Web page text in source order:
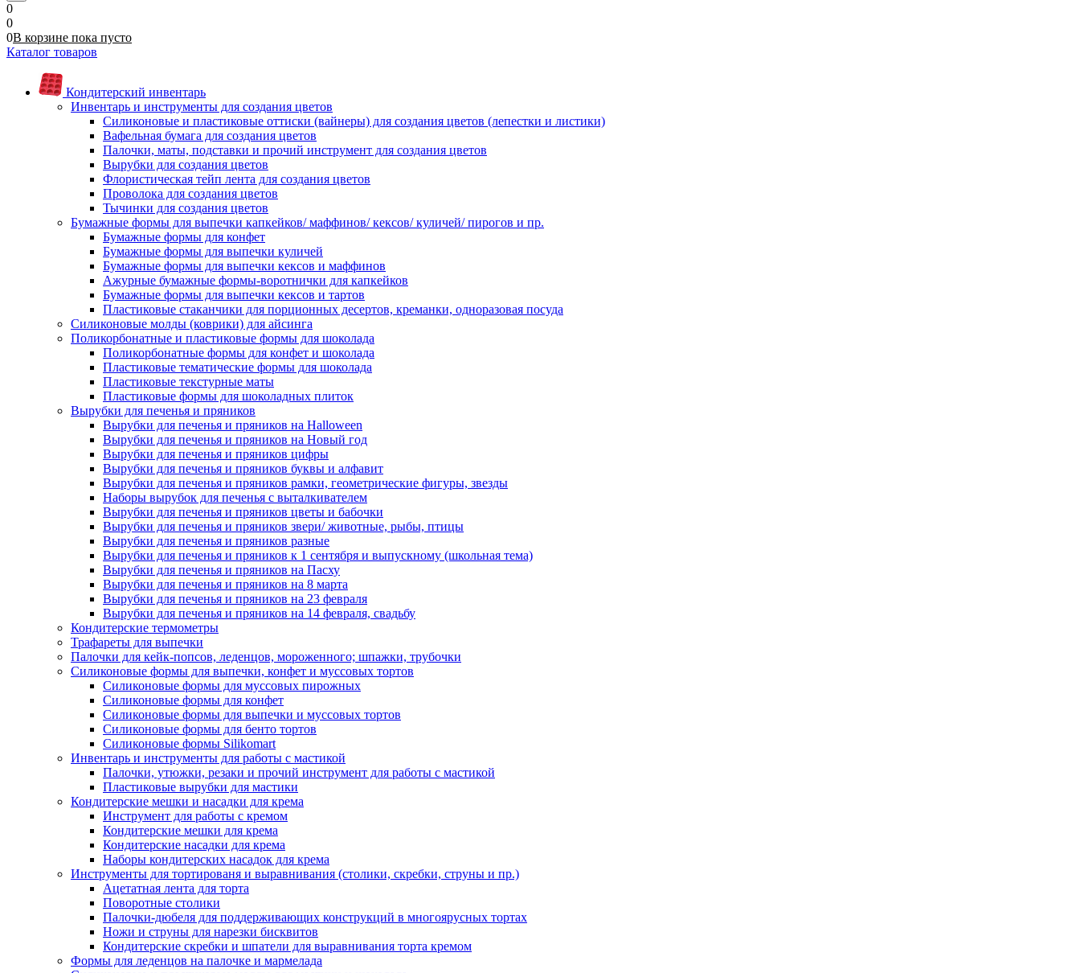
0
0
0В корзине пока пусто
Каталог товаров
Кондитерский инвентарь
Инвентарь и инструменты для создания цветов
Силиконовые и пластиковые оттиски (вайнеры) для создания цветов (лепестки и листики)
Вафельная бумага для создания цветов
Палочки, маты, подставки и прочий инструмент для создания цветов
Вырубки для создания цветов
Флористическая тейп лента для создания цветов
Проволока для создания цветов
Тычинки для создания цветов
Бумажные формы для выпечки капкейков/ маффинов/ кексов/ куличей/ пирогов и пр.
Бумажные формы для конфет
Бумажные формы для выпечки куличей
Бумажные формы для выпечки кексов и маффинов
Ажурные бумажные формы-воротнички для капкейков
Бумажные формы для выпечки кексов и тартов
Пластиковые стаканчики для порционных десертов, креманки, одноразовая посуда
Силиконовые молды (коврики) для айсинга
Поликорбонатные и пластиковые формы для шоколада
Поликорбонатные формы для конфет и шоколада
Пластиковые тематические формы для шоколада
Пластиковые текстурные маты
Пластиковые формы для шоколадных плиток
Вырубки для печенья и пряников
Вырубки для печенья и пряников на Halloween
Вырубки для печенья и пряников на Новый год
Вырубки для печенья и пряников цифры
Вырубки для печенья и пряников буквы и алфавит
Вырубки для печенья и пряников рамки, геометрические фигуры, звезды
Наборы вырубок для печенья с выталкивателем
Вырубки для печенья и пряников цветы и бабочки
Вырубки для печенья и пряников звери/ животные, рыбы, птицы
Вырубки для печенья и пряников разные
Вырубки для печенья и пряников к 1 сентября и выпускному (школьная тема)
Вырубки для печенья и пряников на Пасху
Вырубки для печенья и пряников на 8 марта
Вырубки для печенья и пряников на 23 февраля
Вырубки для печенья и пряников на 14 февраля, свадьбу
Кондитерские термометры
Трафареты для выпечки
Палочки для кейк-попсов, леденцов, мороженного; шпажки, трубочки
Силиконовые формы для выпечки, конфет и муссовых тортов
Силиконовые формы для муссовых пирожных
Силиконовые формы для конфет
Силиконовые формы для выпечки и муссовых тортов
Силиконовые формы для бенто тортов
Силиконовые формы Silikomart
Инвентарь и инструменты для работы с мастикой
Палочки, утюжки, резаки и прочий инструмент для работы с мастикой
Пластиковые вырубки для мастики
Кондитерские мешки и насадки для крема
Инструмент для работы с кремом
Кондитерские мешки для крема
Кондитерские насадки для крема
Наборы кондитерских насадок для крема
Инструменты для тортированя и выравнивания (столики, скребки, струны и пр.)
Ацетатная лента для торта
Поворотные столики
Палочки-дюбеля для поддерживающих конструкций в многоярусных тортах
Ножи и струны для нарезки бисквитов
Кондитерские скребки и шпатели для выравнивания торта кремом
Формы для леденцов на палочке и мармелада